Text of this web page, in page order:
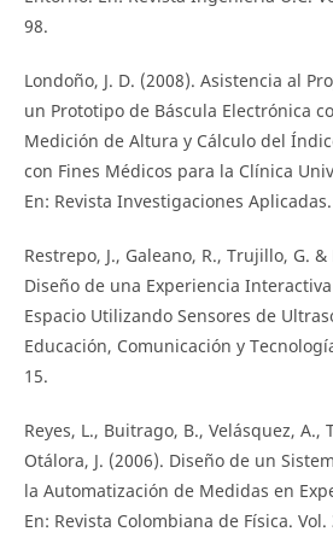
98.
Londoño, J. D. (2008). Asistencia al
un Prototipo de Báscula Electrónica
Medición de Altura y Cálculo del
con Fines Médicos para la Clínica
En: Revista Investigaciones Aplicadas.
Restrepo, J., Galeano, R., Trujillo, G. &
Diseño de una Experiencia
Espacio Utilizando Sensores de
Educación, Comunicación y
15.
Reyes, L., Buitrago, B., Velásquez, A.,
Otálora, J. (2006). Diseño de un
la Automatización de Medidas en
En: Revista Colombiana de Física. Vol.